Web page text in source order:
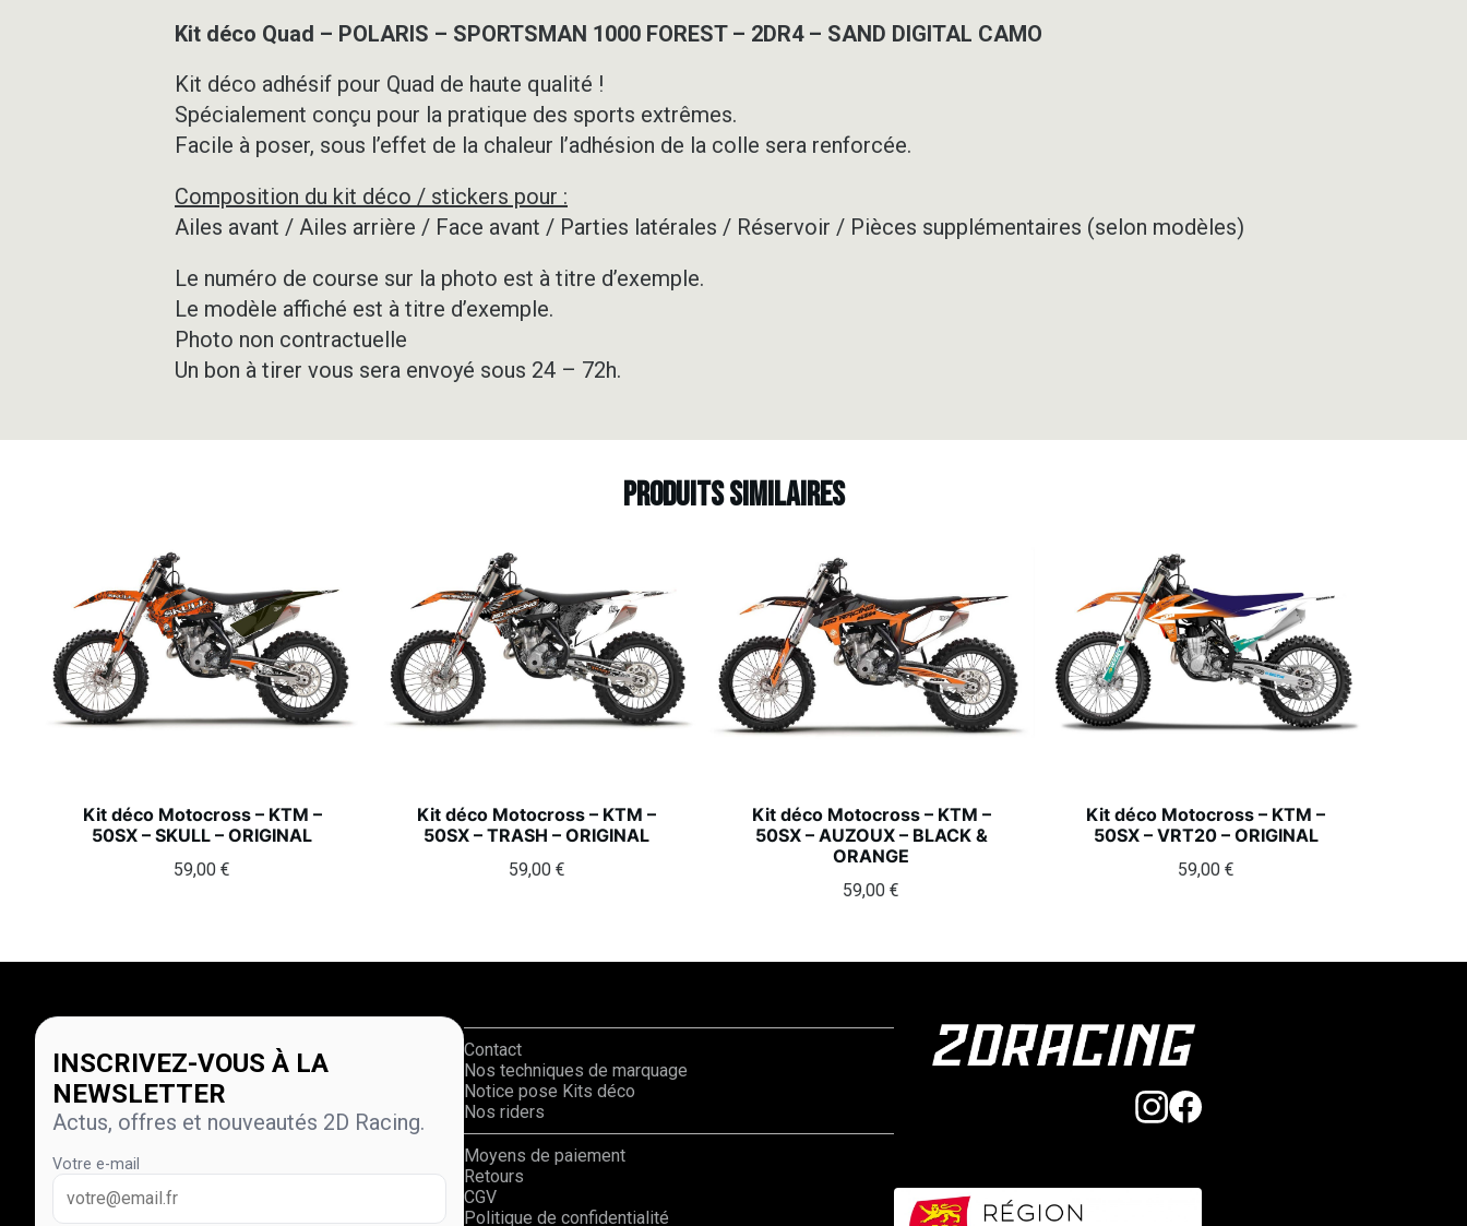
-
-
SAND
Kit déco Quad – POLARIS – SPORTSMAN 1000 FOREST – 2DR4 – SAND DIGITAL CAMO
Kit déco adhésif pour Quad de haute qualité !
Spécialement conçu pour la pratique des sports extrêmes.
Facile à poser, sous l’effet de la chaleur l’adhésion de la colle sera renforcée.
Composition du kit déco / stickers pour :
Ailes avant / Ailes arrière / Face avant / Parties latérales / Réservoir / Pièces supplémentaires (selon modèles)
Le numéro de course sur la photo est à titre d’exemple.
Le modèle affiché est à titre d’exemple.
Photo non contractuelle
Un bon à tirer vous sera envoyé sous 24 – 72h.
Produits similaires
Kit déco Motocross – KTM –
50SX – SKULL – ORIGINAL
59,00€
Kit déco Motocross – KTM –
50SX – TRASH – ORIGINAL
59,00 €
Kit déco Motocross – KTM –
50SX – AUZOUX – BLACK &
ORANGE
59,00€
Kit déco Motocross – KTM –
50SX – VRT20 – ORIGINAL
59,00 €
INSCRIVEZ-VOUS À LA
NEWSLETTER
Actus, offres et nouveautés 2D Racing.
Votre e-mail
Contact
Nos techniques de marquage
Notice pose Kits déco
Nos riders
Moyens de paiement
Retours
CGV
Politique de confidentialité